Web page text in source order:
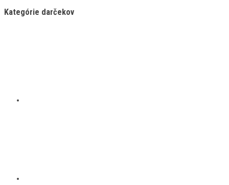
Kategórie darčekov